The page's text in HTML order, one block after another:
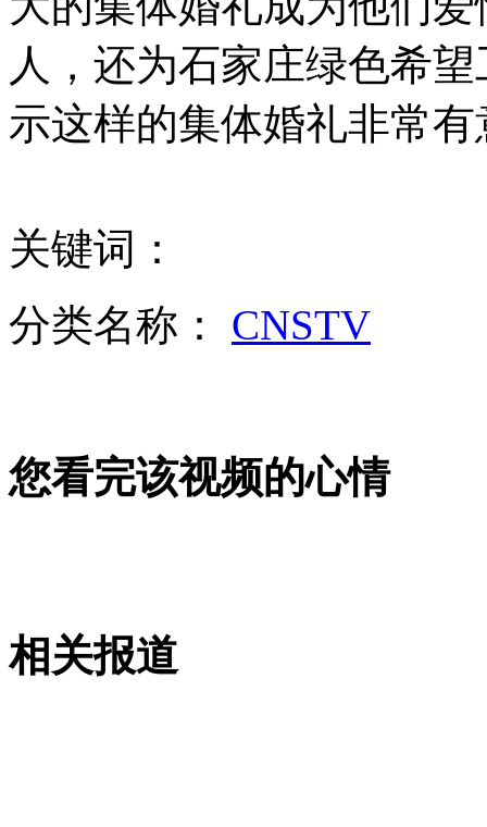
新疆33吨棉油车爆炸 火焰高达20多米
山西运城恶犬咬伤多人 警民合力深夜将其击毙
女孩北京地铁殴打老人 痛下狠手拳打脚踢
无痛分娩是否安全 医生回应
外交部：有关国家言论片面不公正
人，还为石家庄绿色希
示这样的集体婚礼非常有
关键词：
分类名称： CNSTV
您看完该视频的心情
相关报道